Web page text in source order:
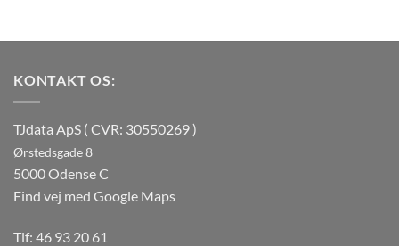
KONTAKT OS:
TJdata ApS ( CVR: 30550269 )
Ørstedsgade 8
5000 Odense C
Find vej med Google Maps
Tlf: 46 93 20 61